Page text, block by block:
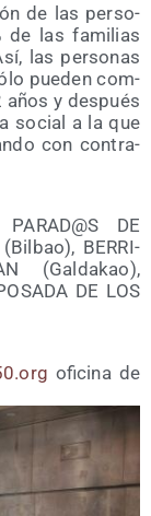
de las per­so­
de las fami­lias
las per­so­nas
pue­den com­
y des­pués
social a la que
con con­tra­
DE
(Bil­bao), BERRI-
(Gal­da­kao),
DE LOS
ofi­ci­na de